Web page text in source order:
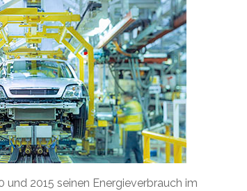
und 2015 seinen Energieverbrauch im